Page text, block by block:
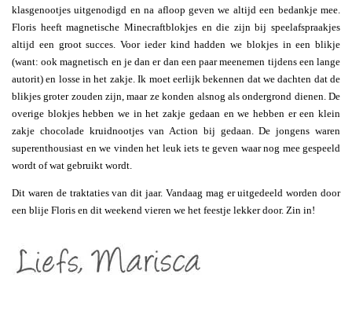
klasgenootjes uitgenodigd en na afloop geven we altijd een bedankje mee.
Floris heeft magnetische Minecraftblokjes en die zijn bij speelafspraakjes
altijd een groot succes. Voor ieder kind hadden we blokjes in een blikje
(want: ook magnetisch en je dan er dan een paar meenemen tijdens een lange
autorit) en losse in het zakje. Ik moet eerlijk bekennen dat we dachten dat de
blikjes groter zouden zijn, maar ze konden alsnog als ondergrond dienen. De
overige blokjes hebben we in het zakje gedaan en we hebben er een klein
zakje chocolade kruidnootjes van Action bij gedaan. De jongens waren
superenthousiast en we vinden het leuk iets te geven waar nog mee gespeeld
wordt of wat gebruikt wordt.
Dit waren de traktaties van dit jaar. Vandaag mag er uitgedeeld worden door
een blije Floris en dit weekend vieren we het feestje lekker door. Zin in!